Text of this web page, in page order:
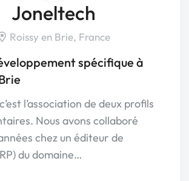
Joneltech
Roissy en Brie, France
spécifique à
l’association de deux profils
Nous avons collaboré
chez un éditeur de
du domaine…